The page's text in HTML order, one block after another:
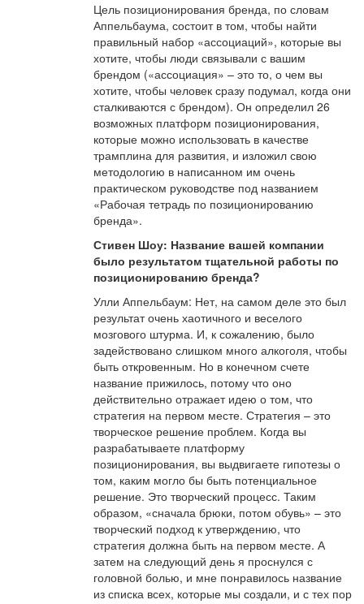
Цель позиционирования бренда, по словам
Аппельбаума, состоит в том, чтобы найти
правильный набор «ассоциаций», которые вы
хотите, чтобы люди связывали с вашим
брендом («ассоциация» – это то, о чем вы
хотите, чтобы человек сразу подумал, когда они
сталкиваются с брендом). Он определил 26
возможных платформ позиционирования,
которые можно использовать в качестве
трамплина для развития, и изложил свою
методологию в написанном им очень
практическом руководстве под названием
«Рабочая тетрадь по позиционированию
бренда».
Стивен Шоу: Название вашей компании
было результатом тщательной работы по
позиционированию бренда?
Улли Аппельбаум: Нет, на самом деле это был
результат очень хаотичного и веселого
мозгового штурма. И, к сожалению, было
задействовано слишком много алкоголя, чтобы
быть откровенным. Но в конечном счете
название прижилось, потому что оно
действительно отражает идею о том, что
стратегия на первом месте. Стратегия – это
творческое решение проблем. Когда вы
разрабатываете платформу
позиционирования, вы выдвигаете гипотезы о
том, каким могло бы быть потенциальное
решение. Это творческий процесс. Таким
образом, «сначала брюки, потом обувь» – это
творческий подход к утверждению, что
стратегия должна быть на первом месте. А
затем на следующий день я проснулся с
головной болью, и мне понравилось название
из списка всех, которые мы создали, и с тех пор